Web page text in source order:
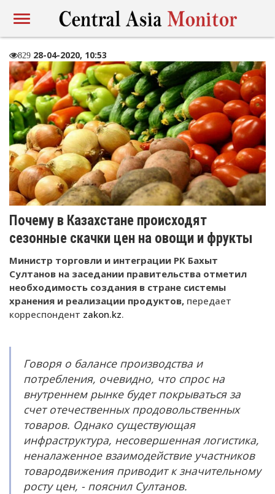
829 28-04-2020, 10:53
Почему в Казахстане происходят
сезонные скачки цен на овощи и фрукты
Министр торговли и интеграции РК Бахыт
Султанов на заседании правительства отметил
необходимость создания в стране системы
хранения и реализации продуктов, передает
корреспондент zakon.kz.
Говоря о балансе производства и
потребления, очевидно, что спрос на
внутреннем рынке будет покрываться за
счет отечественных продовольственных
товаров. Однако существующая
инфраструктура, несовершенная логистика,
неналаженное взаимодействие участников
товародвижения приводит к значительному
росту цен, - пояснил Султанов.